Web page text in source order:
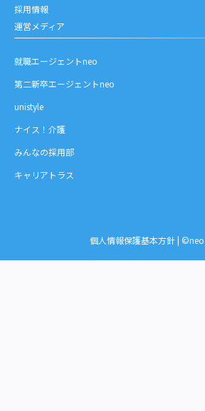
採用情報
運営メディア
就職エージェントneo
第二新卒エージェントneo
unistyle
ナイス！介護
みんなの採用部
キャリアトラス
個人情報保護基本方針| ©neo